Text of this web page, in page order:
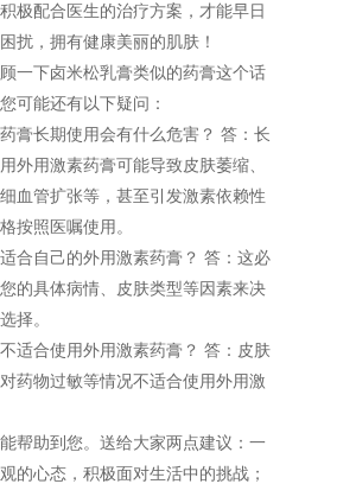
极配合医生的治疗方案，才能早日
扰，拥有健康美丽的肌肤！
一下卤米松乳膏类似的药膏这个话
可能还有以下疑问：
膏长期使用会有什么危害？ 答：长
外用激素药膏可能导致皮肤萎缩、
血管扩张等，甚至引发激素依赖性
按照医嘱使用。
合自己的外用激素药膏？ 答：这必
的具体病情、皮肤类型等因素来决
择。
适合使用外用激素药膏？ 答：皮肤
药物过敏等情况不适合使用外用激
帮助到您。送给大家两点建议：一
的心态，积极面对生活中的挑战；